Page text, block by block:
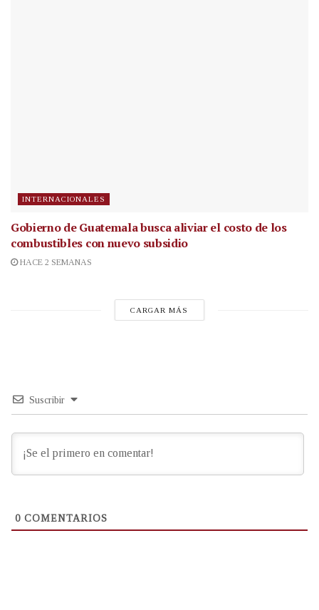
INTERNACIONALES
Gobierno de Guatemala busca aliviar el costo de los
combustibles con nuevo subsidio
HACE 2 SEMANAS
CARGAR MÁS
Suscribir
0 COMENTARIOS